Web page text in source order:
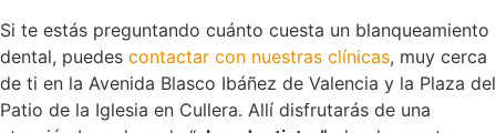
Si te estás preguntando cuánto cuesta un blanqueamiento
dental, puedes contactar con nuestras clínicas, muy cerca
de ti en la Avenida Blasco Ibáñez de Valencia y la Plaza del
Patio de la Iglesia en Cullera. Allí disfrutarás de una